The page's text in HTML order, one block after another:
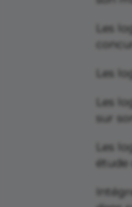
Les
Les
Les
sur
Les
étude